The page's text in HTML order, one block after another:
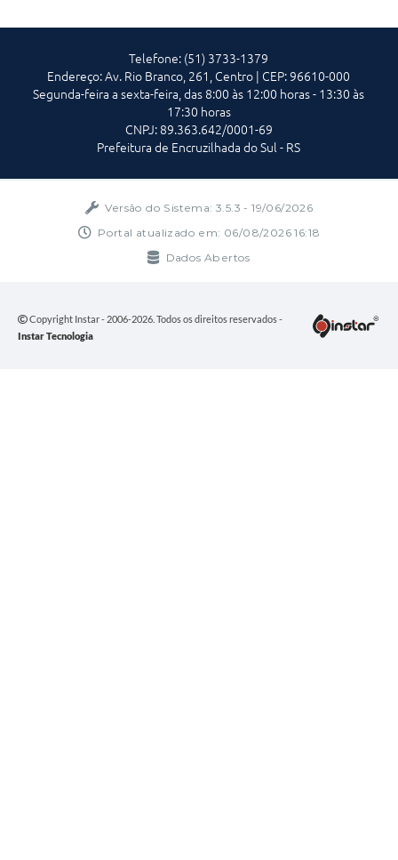
Telefone: (51) 3733-1379
Endereço: Av. Rio Branco, 261, Centro | CEP: 96610-000
Segunda-feira a sexta-feira, das 8:00 às 12:00 horas - 13:30 às
17:30 horas
CNPJ: 89.363.642/0001-69
Prefeitura de Encruzilhada do Sul - RS
Versão do Sistema: 3.5.3 - 19/06/2026
Portal atualizado em: 06/08/2026 16:18
Dados Abertos
Copyright Instar - 2006-2026. Todos os direitos reservados -
Instar Tecnologia